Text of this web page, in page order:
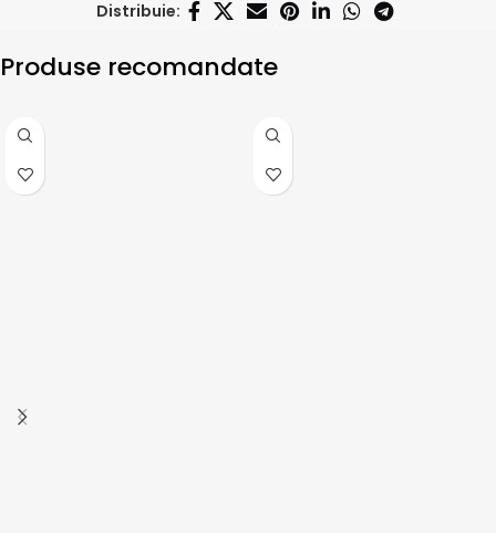
Distribuie:
Produse recomandate